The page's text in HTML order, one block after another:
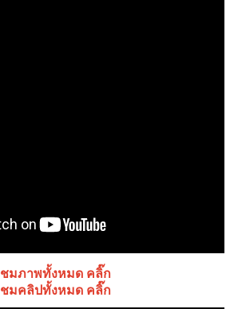
ชมภาพทั้งหมด คลิ๊ก
ชมคลิปทั้งหมด คลิ๊ก